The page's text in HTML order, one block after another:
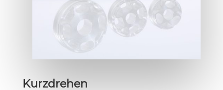
Kurzdrehen